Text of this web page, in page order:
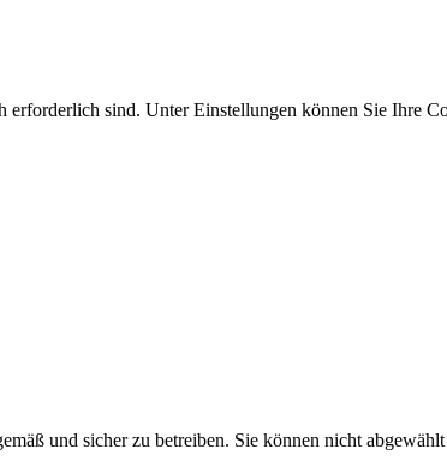
erforderlich sind. Unter Einstellungen können Sie Ihre
und sicher zu betreiben. Sie können nicht